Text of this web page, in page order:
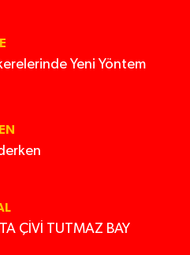
Yeni Yöntem
ÇİVİ TUTMAZ BAY